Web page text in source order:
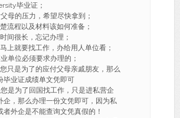
毕业证；
母的压力，希望尽快拿到；
流程以及材料该如何准备；
间很长，忘记办理；
上就要找工作，办给用人单位看；
单位必须要求办理的；
只是为了的应付父母亲戚朋友，那么
毕业证成绩单文凭即可
是为了回国找工作，只是进私营企
企，那么办理一份文凭即可，因为私
者外企是不能查询文凭真假的！